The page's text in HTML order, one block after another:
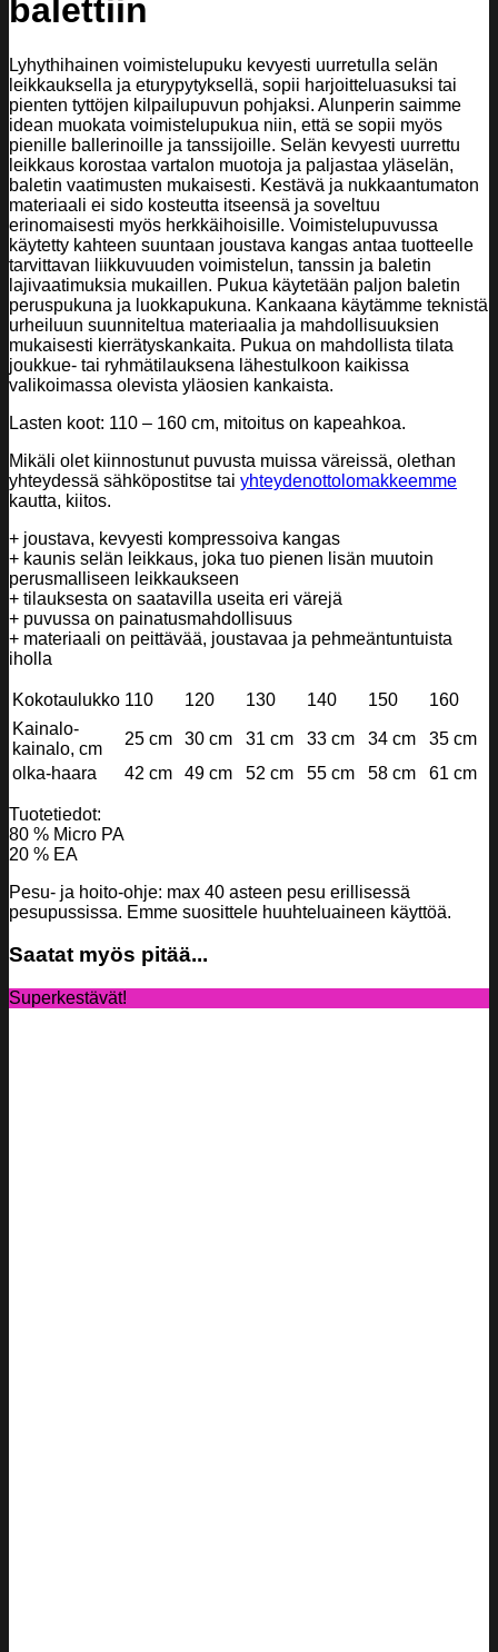
balettiin
Lyhythihainen voimistelupuku kevyesti uurretulla selän
leikkauksella ja eturypytyksellä, sopii harjoitteluasuksi tai
pienten tyttöjen kilpailupuvun pohjaksi. Alunperin saimme
idean muokata voimistelupukua niin, että se sopii myös
pienille ballerinoille ja tanssijoille. Selän kevyesti uurrettu
leikkaus korostaa vartalon muotoja ja paljastaa yläselän,
baletin vaatimusten mukaisesti. Kestävä ja nukkaantumaton
materiaali ei sido kosteutta itseensä ja soveltuu
erinomaisesti myös herkkäihoisille. Voimistelupuvussa
käytetty kahteen suuntaan joustava kangas antaa tuotteelle
tarvittavan liikkuvuuden voimistelun, tanssin ja baletin
lajivaatimuksia mukaillen. Pukua käytetään paljon baletin
peruspukuna ja luokkapukuna. Kankaana käytämme teknistä
urheiluun suunniteltua materiaalia ja mahdollisuuksien
mukaisesti kierrätyskankaita. Pukua on mahdollista tilata
joukkue- tai ryhmätilauksena lähestulkoon kaikissa
valikoimassa olevista yläosien kankaista.
Lasten koot: 110 – 160 cm, mitoitus on kapeahkoa.
Mikäli olet kiinnostunut puvusta muissa väreissä, olethan
yhteydessä sähköpostitse tai yhteydenottolomakkeemme
kautta, kiitos.
+ joustava, kevyesti kompressoiva kangas
+ kaunis selän leikkaus, joka tuo pienen lisän muutoin
perusmalliseen leikkaukseen
+ tilauksesta on saatavilla useita eri värejä
+ puvussa on painatusmahdollisuus
+ materiaali on peittävää, joustavaa ja pehmeäntuntuista
iholla
Kokotaulukko 110 120 130 140 150
160
Kainalo-
kainalo, cm
25 cm 30 cm 31 cm 33 cm 34 cm
35 cm
olka-haara
42 cm 49 cm 52 cm 55 cm 58 cm 61 cm
Tuotetiedot:
80 % Micro PA
20 % EA
Pesu- ja hoito-ohje: max 40 asteen pesu erillisessä
pesupussissa. Emme suosittele huuhteluaineen käyttöä.
Saatat myös pitää...
Superkestävät!